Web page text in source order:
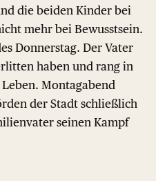
die beiden Kinder bei
mehr bei Bewusstsein.
Donnerstag. Der Vater
haben und rang in
Montagabend
der Stadt schließlich
seinen Kampf